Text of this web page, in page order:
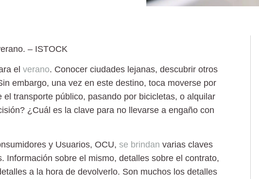
– ISTOCK
el verano. Conocer ciudades lejanas, descubrir otros
embargo, una vez en este destino, toca moverse por
transporte público, pasando por bicicletas, o alquilar
¿Cuál es la clave para no llevarse a engaño con
y Usuarios, OCU, se brindan varias claves
Información sobre el mismo, detalles sobre el contrato,
a la hora de devolverlo. Son muchos los detalles